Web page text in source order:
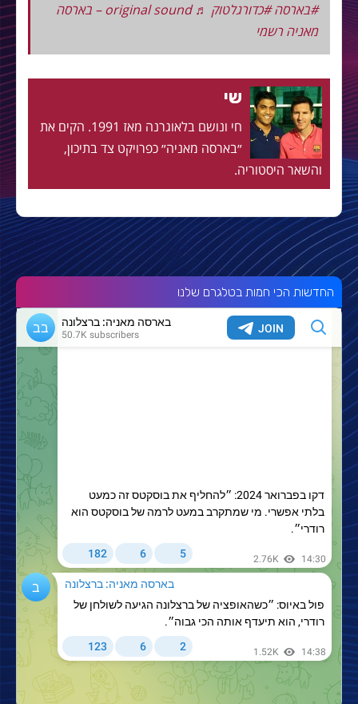
#בארסה #כדורגלטוק
♬ original sound – בארסה
מאניה רשמי
שי
חי ונושם בלאוגרנה מאז 1991. הקים את
״בארסה מאניה״ כפרויקט צד בתיכון,
והשאר היסטוריה.
החדשות הכי חמות בטלגרם שלנו